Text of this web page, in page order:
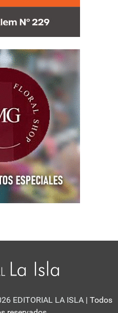
EDITORIAL LA ISLA | Todos